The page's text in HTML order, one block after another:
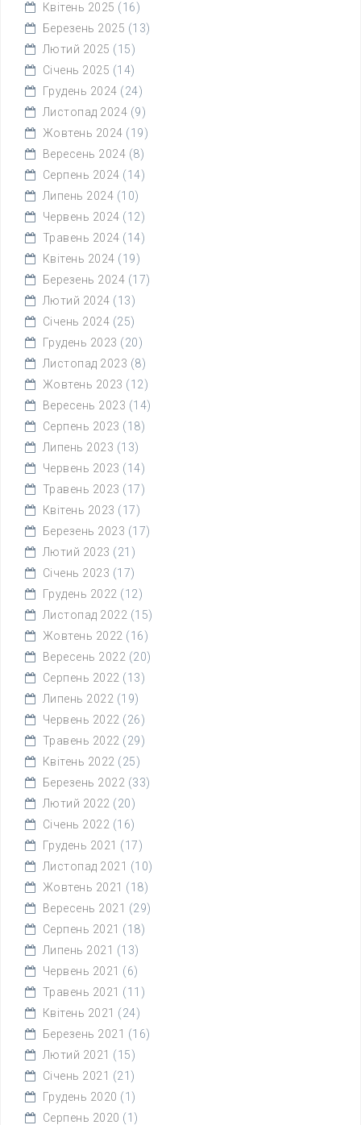
Квітень 2025 (16)
Березень 2025 (13)
Лютий 2025 (15)
Січень 2025 (14)
Грудень 2024 (24)
Листопад 2024 (9)
Жовтень 2024 (19)
Вересень 2024 (8)
Серпень 2024 (14)
Липень 2024 (10)
Червень 2024 (12)
Травень 2024 (14)
Квітень 2024 (19)
Березень 2024 (17)
Лютий 2024 (13)
Січень 2024 (25)
Грудень 2023 (20)
Листопад 2023 (8)
Жовтень 2023 (12)
Вересень 2023 (14)
Серпень 2023 (18)
Липень 2023 (13)
Червень 2023 (14)
Травень 2023 (17)
Квітень 2023 (17)
Березень 2023 (17)
Лютий 2023 (21)
Січень 2023 (17)
Грудень 2022 (12)
Листопад 2022 (15)
Жовтень 2022 (16)
Вересень 2022 (20)
Серпень 2022 (13)
Липень 2022 (19)
Червень 2022 (26)
Травень 2022 (29)
Квітень 2022 (25)
Березень 2022 (33)
Лютий 2022 (20)
Січень 2022 (16)
Грудень 2021 (17)
Листопад 2021 (10)
Жовтень 2021 (18)
Вересень 2021 (29)
Серпень 2021 (18)
Липень 2021 (13)
Червень 2021 (6)
Травень 2021 (11)
Квітень 2021 (24)
Березень 2021 (16)
Лютий 2021 (15)
Січень 2021 (21)
Грудень 2020 (1)
Серпень 2020 (1)